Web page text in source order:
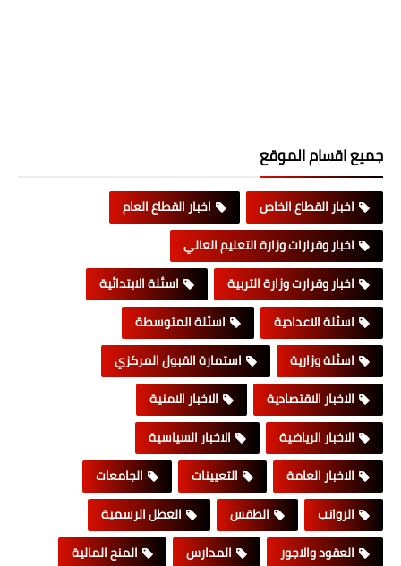
جميع اقسام الموقع
اخبار القطاع الخاص
اخبار القطاع العام
اخبار وقرارات وزارة التعليم العالي
اخبار وقرارت وزارة التربية
اسئلة الابتدائية
اسئلة الاعدادية
اسئلة المتوسطة
اسئلة وزارية
استمارة القبول المركزي
الاخبار الاقتصادية
الاخبار الامنية
الاخبار الرياضية
الاخبار السياسية
الاخبار العامة
التعيينات
الجامعات
الرواتب
الطقس
العطل الرسمية
العقود والاجور
المدارس
المنح المالية